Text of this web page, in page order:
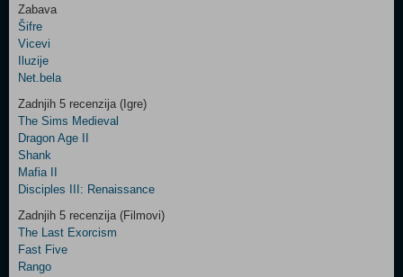
Control
Two
Newsletter
Control
Field
Three
Zabava
Šifre
Vicevi
Iluzije
Net.bela
Zadnjih 5 recenzija (Igre)
The Sims Medieval
Dragon Age II
Shank
Mafia II
Disciples III: Renaissance
Zadnjih 5 recenzija (Filmovi)
The Last Exorcism
Fast Five
Rango